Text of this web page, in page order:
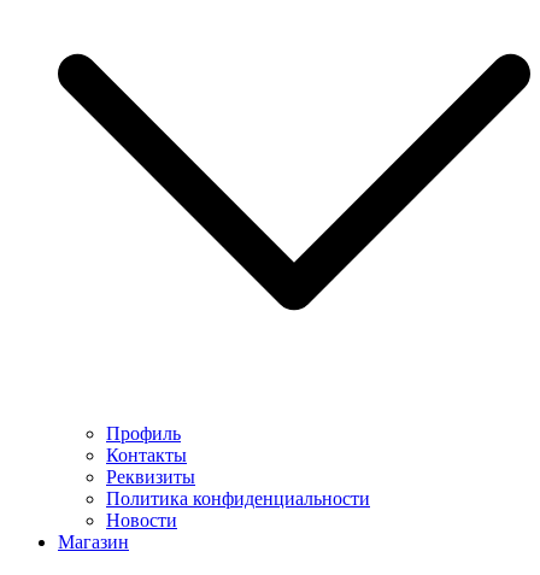
Профиль
Контакты
Реквизиты
Политика конфиденциальности
Новости
Магазин